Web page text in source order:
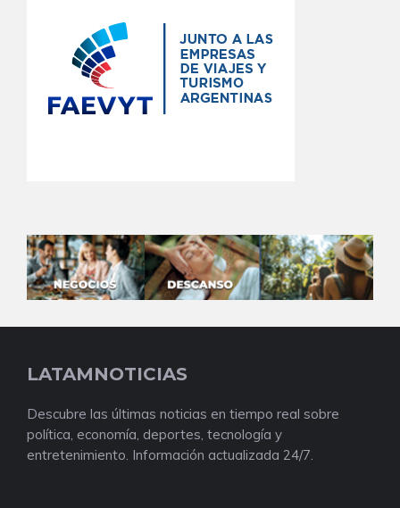
LATAMNOTICIAS
Descubre las últimas noticias en tiempo real sobre
política, economía, deportes, tecnología y
entretenimiento. Información actualizada 24/7.